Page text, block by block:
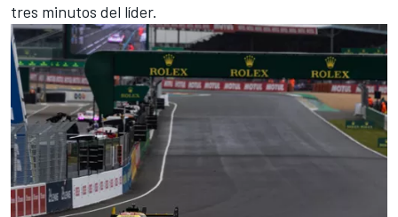
tres minutos del líder.